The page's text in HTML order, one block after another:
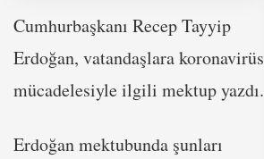
Cumhurbaşkanı Recep Tayyip
Erdoğan, vatandaşlara koronavirüs
mücadelesiyle ilgili mektup yazdı.
Erdoğan mektubunda şunları